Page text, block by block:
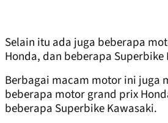
Selain itu ada juga beberapa
Honda, dan beberapa Superbike
Berbagai macam motor ini juga
beberapa motor grand prix
beberapa Superbike Kawasaki.